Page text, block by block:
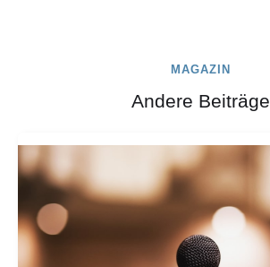
MAGAZIN
Andere Beiträge